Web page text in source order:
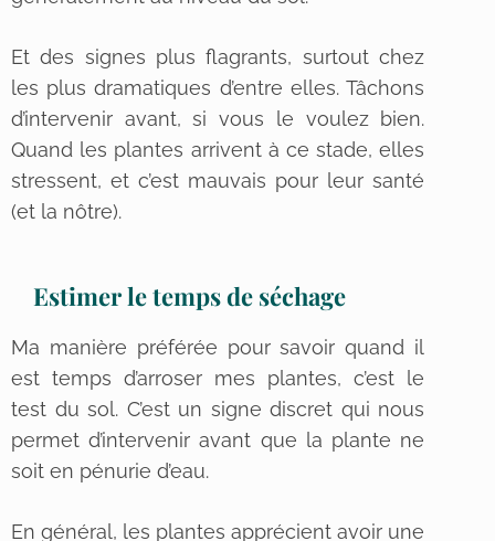
Et des signes plus flagrants, surtout chez
les plus dramatiques d’entre elles. Tâchons
d’intervenir avant, si vous le voulez bien.
Quand les plantes arrivent à ce stade, elles
stressent, et c’est mauvais pour leur santé
(et la nôtre).
Estimer le temps de séchage
Ma manière préférée pour savoir quand il
est temps d’arroser mes plantes, c’est le
test du sol. C’est un signe discret qui nous
permet d’intervenir avant que la plante ne
soit en pénurie d’eau.
En général, les plantes apprécient avoir une